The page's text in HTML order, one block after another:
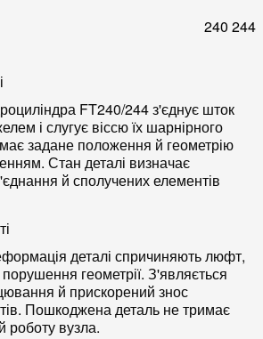
240 244
FT240/244 з'єднує шток
і слугує віссю їх шарнірного
задане положення й геометрію
Стан деталі визначає
й сполучених елементів
деталі спричиняють люфт,
геометрії. З'являється
й прискорений знос
Пошкоджена деталь не тримає
роботу вузла.